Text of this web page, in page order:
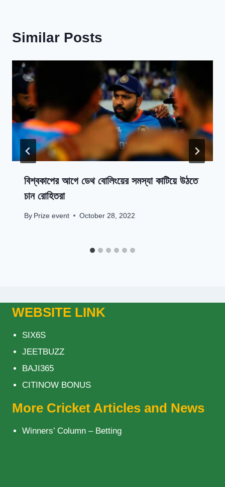
Similar Posts
বিশ্বকাপের আগে ডেথ বোলিংয়ের সমস্যা কাটিয়ে উঠতে
চান রোহিতরা
By Prize event October 28, 2022
WEBSITE LINK
SIX6S
JEETBUZZ
BAJI365
CITINOW BONUS
More Cricket Articles and News
Winners’ Column – Betting